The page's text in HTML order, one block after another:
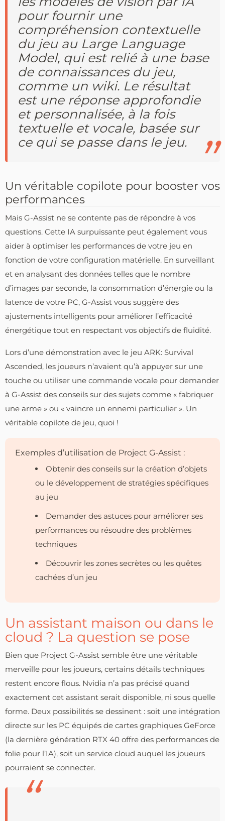
pour fournir une
compréhension contextuelle
du jeu au Large Language
Model, qui est relié à une base
de connaissances du jeu,
comme un wiki. Le résultat
est une réponse approfondie
et personnalisée, à la fois
textuelle et vocale, basée sur
ce qui se passe dans le jeu.
Un véritable copilote pour booster vos
performances
Mais G-Assist ne se contente pas de répondre à vos
questions. Cette IA surpuissante peut également vous
aider à optimiser les performances de votre jeu en
fonction de votre configuration matérielle. En surveillant
et en analysant des données telles que le nombre
d’images par seconde, la consommation d’énergie ou la
latence de votre PC, G-Assist vous suggère des
ajustements intelligents pour améliorer l’efficacité
énergétique tout en respectant vos objectifs de fluidité.
Lors d’une démonstration avec le jeu ARK: Survival
Ascended, les joueurs n’avaient qu’à appuyer sur une
touche ou utiliser une commande vocale pour demander
à G-Assist des conseils sur des sujets comme « fabriquer
une arme » ou « vaincre un ennemi particulier ». Un
véritable copilote de jeu, quoi !
Exemples d’utilisation de Project G-Assist :
Obtenir des conseils sur la création d’objets
ou le développement de stratégies spécifiques
au jeu
Demander des astuces pour améliorer ses
performances ou résoudre des problèmes
techniques
Découvrir les zones secrètes ou les quêtes
cachées d’un jeu
Un assistant maison ou dans le
cloud ? La question se pose
Bien que Project G-Assist semble être une véritable
merveille pour les joueurs, certains détails techniques
restent encore flous. Nvidia n’a pas précisé quand
exactement cet assistant serait disponible, ni sous quelle
forme. Deux possibilités se dessinent : soit une intégration
directe sur les PC équipés de cartes graphiques GeForce
(la dernière génération RTX 40 offre des performances de
folie pour l’IA), soit un service cloud auquel les joueurs
pourraient se connecter.